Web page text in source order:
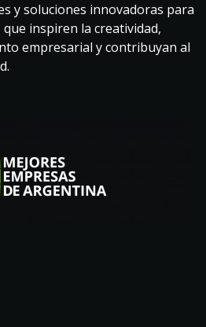
y soluciones innovadoras para
inspiren la creatividad,
empresarial y contribuyan al